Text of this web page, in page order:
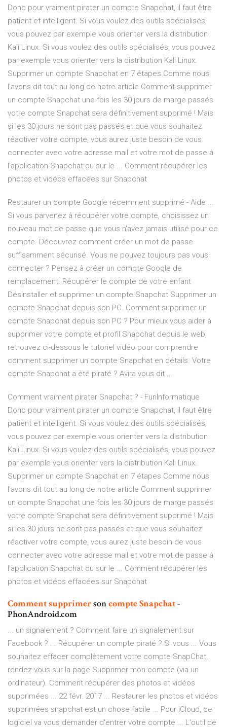
Donc pour vraiment pirater un compte Snapchat, il faut être
patient et intelligent. Si vous voulez des outils spécialisés,
vous pouvez par exemple vous orienter vers la distribution
Kali Linux. Si vous voulez des outils spécialisés, vous pouvez
par exemple vous orienter vers la distribution Kali Linux.
Supprimer un compte Snapchat en 7 étapes Comme nous
l'avons dit tout au long de notre article Comment supprimer
un compte Snapchat une fois les 30 jours de marge passés
votre compte Snapchat sera définitivement supprimé ! Mais
si les 30 jours ne sont pas passés et que vous souhaitez
réactiver votre compte, vous aurez juste besoin de vous
connecter avec votre adresse mail et votre mot de passe à
l'application Snapchat ou sur le ... Comment récupérer les
photos et vidéos effacées sur Snapchat
Restaurer un compte Google récemment supprimé - Aide ...
Si vous parvenez à récupérer votre compte, choisissez un
nouveau mot de passe que vous n'avez jamais utilisé pour ce
compte. Découvrez comment créer un mot de passe
suffisamment sécurisé. Vous ne pouvez toujours pas vous
connecter ? Pensez à créer un compte Google de
remplacement. Récupérer le compte de votre enfant
Désinstaller et supprimer un compte Snapchat Supprimer un
compte Snapchat depuis son PC. Comment supprimer un
compte Snapchat depuis son PC ? Pour mieux vous aider à
supprimer votre compte et profil Snapchat depuis le web,
retrouvez ci-dessous le tutoriel vidéo pour comprendre
comment supprimer un compte Snapchat en détails. Votre
compte Snapchat a été piraté ? Avira vous dit ...
Comment vraiment pirater Snapchat ? - FunInformatique
Donc pour vraiment pirater un compte Snapchat, il faut être
patient et intelligent. Si vous voulez des outils spécialisés,
vous pouvez par exemple vous orienter vers la distribution
Kali Linux. Si vous voulez des outils spécialisés, vous pouvez
par exemple vous orienter vers la distribution Kali Linux.
Supprimer un compte Snapchat en 7 étapes Comme nous
l'avons dit tout au long de notre article Comment supprimer
un compte Snapchat une fois les 30 jours de marge passés
votre compte Snapchat sera définitivement supprimé ! Mais
si les 30 jours ne sont pas passés et que vous souhaitez
réactiver votre compte, vous aurez juste besoin de vous
connecter avec votre adresse mail et votre mot de passe à
l'application Snapchat ou sur le ... Comment récupérer les
photos et vidéos effacées sur Snapchat
CommentsupprimersoncompteSnapchat-
PhonAndroid.com
... un signalement ? Comment faire un signalement sur
Facebook ? ... Récupérer un compte piraté ? Si vous ... Vous
souhaitez effacer complètement votre compte SnapChat,
rendez-vous sur la page Supprimer mon compte (via un
ordinateur). Comment récupérer des photos et vidéos
supprimées ... 22 févr. 2017 ... Restaurer les photos et vidéos
supprimées snapchat est un chose facile ... Pour iCloud, ce
logiciel va vous demander d'entrer votre compte ... L'outil de